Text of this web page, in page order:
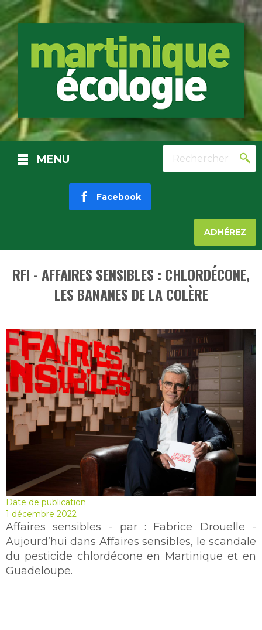
MENU Rechercher
Facebook
ADHÉREZ
RFI - AFFAIRES SENSIBLES : CHLORDÉCONE,
LES BANANES DE LA COLÈRE
Date de publication
1 décembre 2022
Affaires sensibles - par : Fabrice Drouelle -
Aujourd’hui dans Affaires sensibles, le scandale
du pesticide chlordécone en Martinique et en
Guadeloupe.